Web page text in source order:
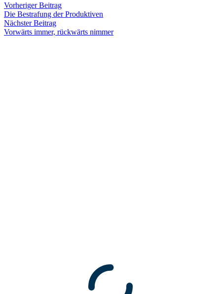
Vorheriger Beitrag
Die Bestrafung der Produktiven
Nächster Beitrag
Vorwärts immer, rückwärts nimmer